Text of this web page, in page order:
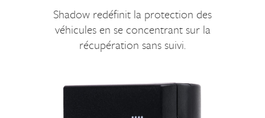
Shadow redéfinit la protection des
véhicules en se concentrant sur la
récupération sans suivi.